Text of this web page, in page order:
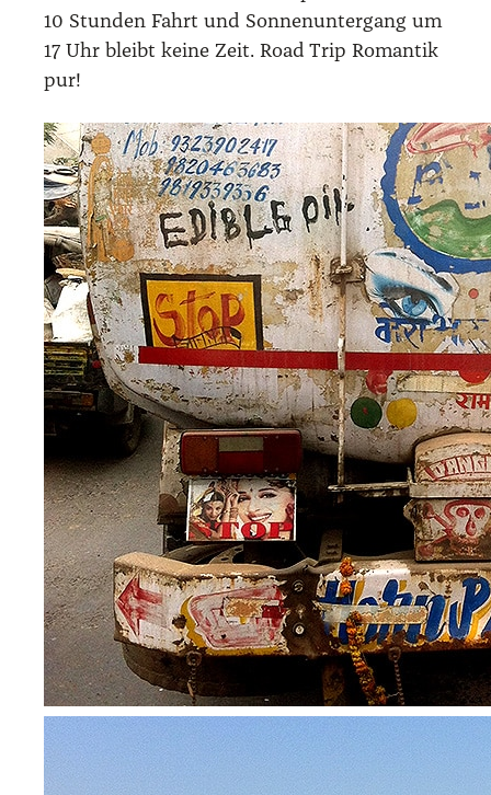
10 Stun­den Fahrt und Son­nen­un­ter­gang um
17 Uhr bleibt kei­ne Zeit. Road Trip Roman­tik
pur!